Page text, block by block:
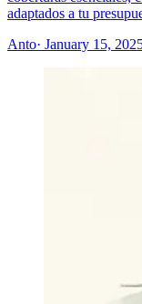
adaptados a tu
Anto· January 15,